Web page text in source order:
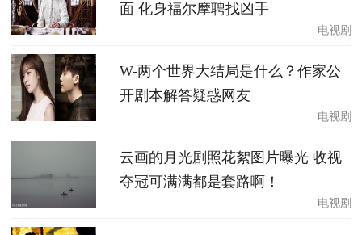
面 化身福尔摩聘找凶手
电视剧
W-两个世界大结局是什么？作家公
开剧本解答疑惑网友
电视剧
云画的月光剧照花絮图片曝光 收视
夺冠可满满都是套路啊！
电视剧